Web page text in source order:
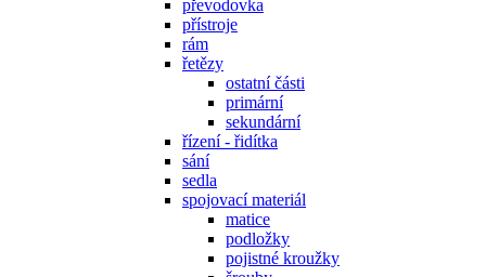
převodovka
přístroje
rám
řetězy
ostatní části
primární
sekundární
řízení - řidítka
sání
sedla
spojovací materiál
matice
podložky
pojistné kroužky